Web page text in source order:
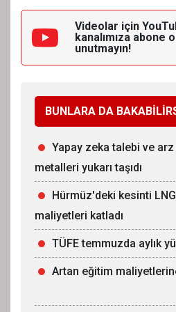
Videolar için
kanalımıza abone
unutmayın!
BUNLARA DA
Yapay zeka talebi ve
metalleri yukarı taşıdı
Hürmüz'deki kesinti LNG
maliyetleri katladı
TÜFE temmuzda aylık
Artan eğitim